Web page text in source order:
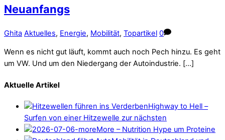
Neuanfangs
Ghita Aktuelles, Energie, Mobilität, Topartikel 0
Wenn es nicht gut läuft, kommt auch noch Pech hinzu. Es geht
um VW. Und um den Niedergang der Autoindustrie. […]
Aktuelle Artikel
Highway to Hell –
Surfen von einer Hitzewelle zur nächsten
More – Nutrition Hype um Proteine